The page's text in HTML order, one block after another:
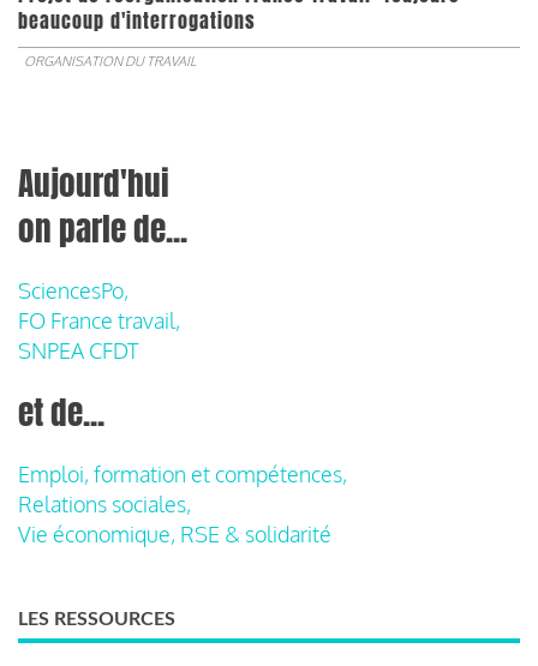
beaucoup d'interrogations
ORGANISATION DU TRAVAIL
Aujourd'hui
on parle de...
SciencesPo,
FO France travail,
SNPEA CFDT
et de...
Emploi, formation et compétences,
Relations sociales,
Vie économique, RSE & solidarité
LES RESSOURCES